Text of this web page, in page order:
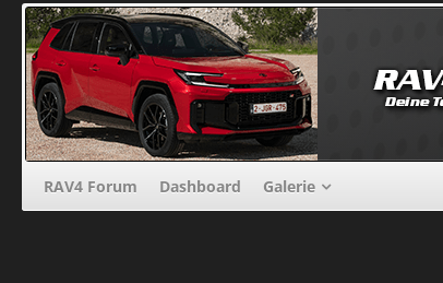
RAV4 Forum Dashboard Galerie